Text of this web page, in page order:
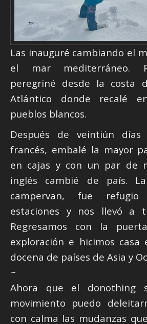
Las inauguré cambiando el
el mar mediterráneo.
peregriné desde la costa
Atlántico donde recalé
pueblos blancos.
Después de veintiún
francés, embalé la mayor
en cajas y con un par de
inglés cambié de país.
campervan, fue
estaciones y nos llevó a
Regresamos con la
exploración e hicimos casa
docena de países de Asia y
~
Ahora que el donothing
movimiento puedo
con calma las mudanzas